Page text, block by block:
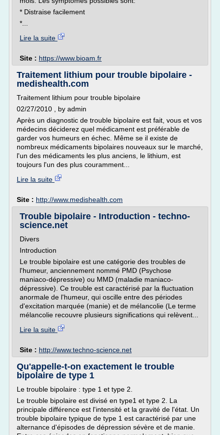
* Distraise facilement
*...
Lire la suite
Site : https://www.bioam.fr
Traitement lithium pour trouble bipolaire -
medishealth.com
Traitement lithium pour trouble bipolaire
02/27/2010 , by admin
Après un diagnostic de trouble bipolaire est fait, vous et vos
médecins déciderez quel médicament est préférable de
garder vos humeurs en échec. Même se il existe de
nombreux médicaments bipolaires nouveaux sur le marché,
l'un des médicaments les plus anciens, le lithium, est
toujours l'un des plus couramment...
Lire la suite
Site : http://www.medishealth.com
Trouble bipolaire - Introduction - techno-
science.net
Divers
Introduction
Le trouble bipolaire est une catégorie des troubles de
l'humeur, anciennement nommé PMD (Psychose
maniaco-dépressive) ou MMD (maladie maniaco-
dépressive). Ce trouble est caractérisé par la fluctuation
anormale de l'humeur, qui oscille entre des périodes
d'excitation marquée (manie) et de mélancolie (Le terme
mélancolie recouvre plusieurs significations qui relèvent...
Lire la suite
Site : http://www.techno-science.net
Qu'appelle-t-on exactement le trouble
bipolaire de type 1
Le trouble bipolaire : type 1 et type 2.
Le trouble bipolaire est divisé en type1 et type 2. La
principale différence est l'intensité et la gravité de l'état. Un
trouble bipolaire typique de type 1 est caractérisé par une
alternance d'épisodes de dépression sévère et de manie.